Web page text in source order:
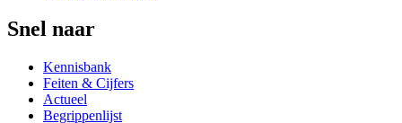
Snel naar
Kennisbank
Feiten & Cijfers
Actueel
Begrippenlijst